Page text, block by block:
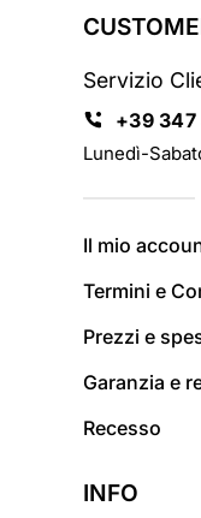
Servizio
+39 347
Lunedì-
Il mio
Termini e
Prezzi e
Garanzia e
Recesso
INFO